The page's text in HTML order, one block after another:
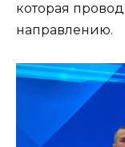
которая
направлению.